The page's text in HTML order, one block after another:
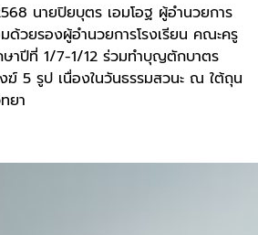
นายปิยบุตร เอมโอฐ ผู้อำนวยการ
ด้วยรองผู้อำนวยการโรงเรียน คณะครู
ษาปีที่ 1/7-1/12 ร่วมทำบุญตักบาตร
ฆ์ 5 รูป เนื่องในวันธรรมสวนะ ณ ใต้ถุน
ยา